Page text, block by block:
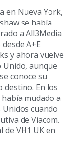
en Nueva York,
se había
a All3Media
A+E
y ahora vuelve
Unido, aunque
conoce su
destino. En los
había mudado a
Unidos cuando
de Viacom,
VH1 UK en